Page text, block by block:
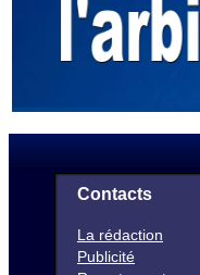
Contacts
La rédaction
Publicité